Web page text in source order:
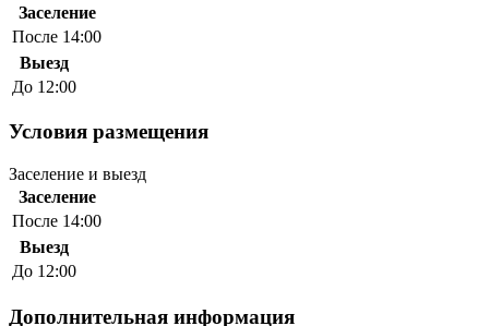
Заселение
После 14:00
Выезд
До 12:00
Условия размещения
Заселение и выезд
Заселение
После 14:00
Выезд
До 12:00
Дополнительная информация